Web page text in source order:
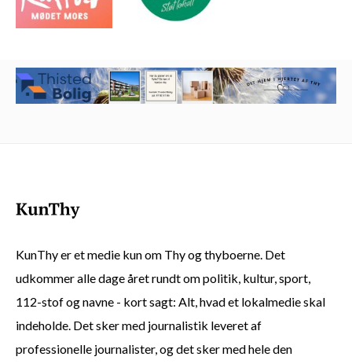
KunThy er et medie kun om Thy og thyboerne. Det
udkommer alle dage året rundt om politik, kultur, sport,
112-stof og navne - kort sagt: Alt, hvad et lokalmedie skal
indeholde. Det sker med journalistik leveret af
professionelle journalister, og det sker med hele den